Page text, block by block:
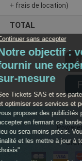
+ frais de location)
TOTAL